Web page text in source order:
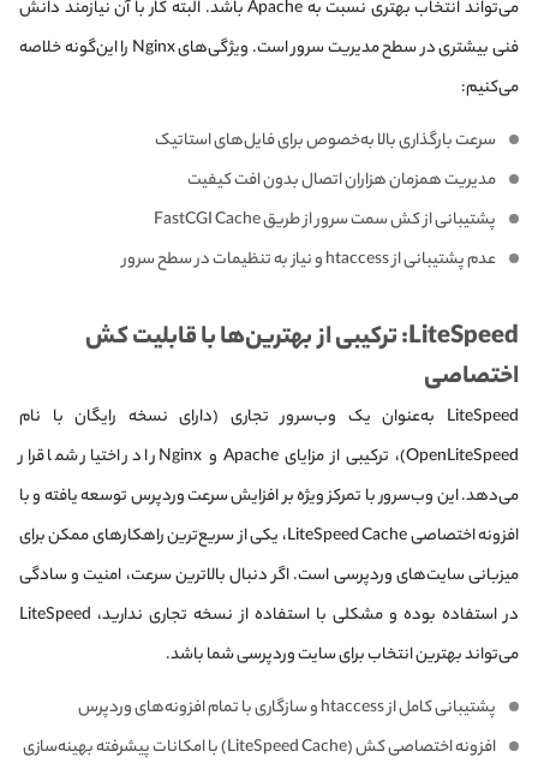
می‌تواند انتخاب بهتری نسبت به Apache باشد. البته کار با آن نیازمند دانش
فنی بیشتری در سطح مدیریت سرور است. ویژگی‌های Nginx را این‌گونه خلاصه
می‌کنیم:
سرعت بارگذاری بالا به‌خصوص برای فایل‌های استاتیک
مدیریت همزمان هزاران اتصال بدون افت کیفیت
پشتیبانی از کش سمت سرور از طریق FastCGI Cache
عدم پشتیبانی از htaccess و نیاز به تنظیمات در سطح سرور
LiteSpeed: ترکیبی از بهترین‌ها با قابلیت کش
اختصاصی
LiteSpeed به‌عنوان یک وب‌سرور تجاری (دارای نسخه رایگان با نام
OpenLiteSpeed)، ترکیبی از مزایای Apache و Nginx را در اختیار شما قرار
می‌دهد. این وب‌سرور با تمرکز ویژه بر افزایش سرعت وردپرس توسعه یافته و با
افزونه اختصاصی LiteSpeed Cache، یکی از سریع‌ترین راهکارهای ممکن برای
میزبانی سایت‌های وردپرسی است. اگر دنبال بالاترین سرعت، امنیت و سادگی
در استفاده بوده و مشکلی با استفاده از نسخه تجاری ندارید، LiteSpeed
می‌تواند بهترین انتخاب برای سایت وردپرسی شما باشد.
پشتیبانی کامل از htaccess و سازگاری با تمام افزونه‌های وردپرس
افزونه اختصاصی کش (LiteSpeed Cache) با امکانات پیشرفته بهینه‌سازی